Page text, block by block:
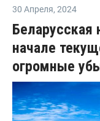
30 Апреля, 2024
Беларусская
начале
огромные